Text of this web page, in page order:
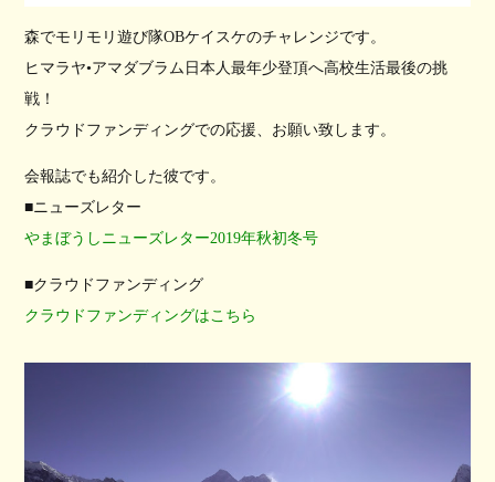
森でモリモリ遊び隊OBケイスケのチャレンジです。
ヒマラヤ•アマダブラム日本人最年少登頂へ高校生活最後の挑
戦！
クラウドファンディングでの応援、お願い致します。
会報誌でも紹介した彼です。
■ニューズレター
やまぼうしニューズレター2019年秋初冬号
■クラウドファンディング
クラウドファンディングはこちら